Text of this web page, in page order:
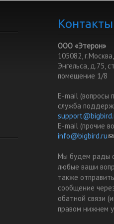
Контакты
ООО «Этерон»
105082,
Энгельса, д.75,
помещение 1/8
E-mail (вопросы
служба
E-mail (прочие
info@bigbird.ru
Мы будем рады
любые ваши
также
сообщение
обатной связи
правом нижнем